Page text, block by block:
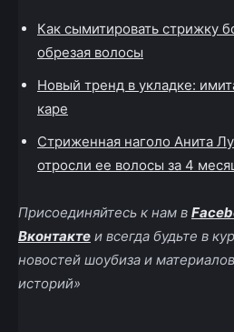
Как сымитировать стрижку
обрезая волосы
Новый тренд в укладке:
каре
Стриженная наголо Анита
отросли ее волосы за 4
Присоединяйтесь к нам в
Вконтакте и всегда будьте в
новостей шоубиза и
историй»